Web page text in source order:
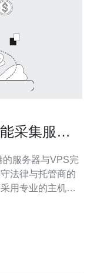
采集服务
的服务器与VPS完
法律与托管商的
用专业的主机与
Puppeteer、